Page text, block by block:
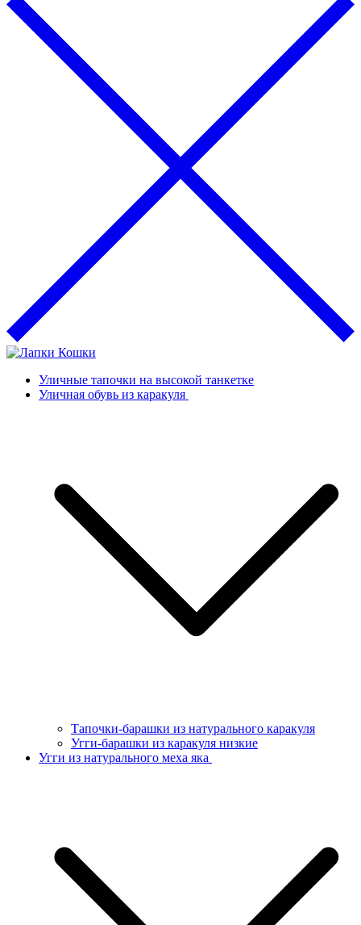
Уличные тапочки на высокой танкетке
Уличная обувь из каракуля
Тапочки-барашки из натурального каракуля
Угги-барашки из каракуля низкие
Угги из натурального меха яка